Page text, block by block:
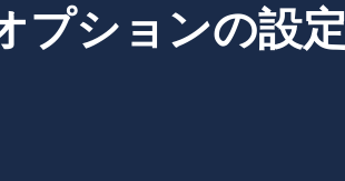
プションの設定